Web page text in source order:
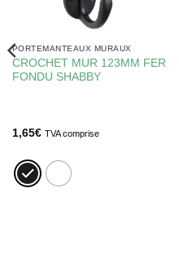
PORTEMANTEAUX MURAUX
CROCHET MUR 123MM FER
FONDU SHABBY
1,65€ TVA comprise